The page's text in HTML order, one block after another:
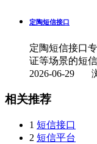
定陶短信接口
定陶短信接口
证等场景的短信
2026-06-29
相关推荐
1 短信接口
2 短信平台